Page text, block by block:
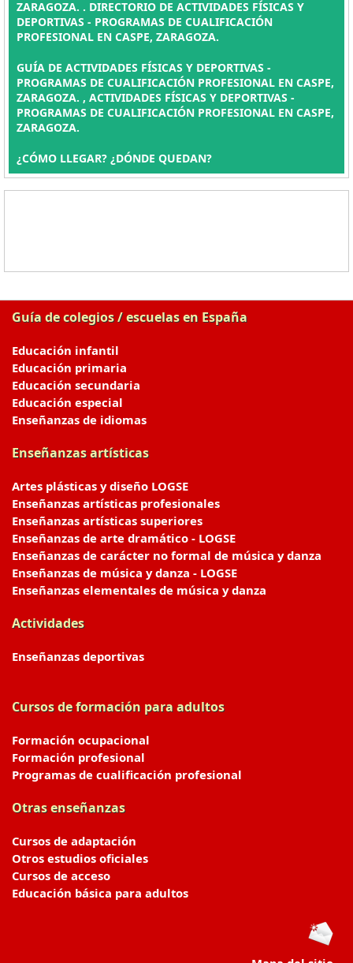
ZARAGOZA. . DIRECTORIO DE ACTIVIDADES FÍSICAS Y
DEPORTIVAS - PROGRAMAS DE CUALIFICACIÓN
PROFESIONAL EN CASPE, ZARAGOZA.
GUÍA DE ACTIVIDADES FÍSICAS Y DEPORTIVAS -
PROGRAMAS DE CUALIFICACIÓN PROFESIONAL EN CASPE,
ZARAGOZA. , ACTIVIDADES FÍSICAS Y DEPORTIVAS -
PROGRAMAS DE CUALIFICACIÓN PROFESIONAL EN CASPE,
ZARAGOZA.
¿CÓMO LLEGAR? ¿DÓNDE QUEDAN?
Guía de colegios / escuelas en España
Educación infantil
Educación primaria
Educación secundaria
Educación especial
Enseñanzas de idiomas
Enseñanzas artísticas
Artes plásticas y diseño LOGSE
Enseñanzas artísticas profesionales
Enseñanzas artísticas superiores
Enseñanzas de arte dramático - LOGSE
Enseñanzas de carácter no formal de música y danza
Enseñanzas de música y danza - LOGSE
Enseñanzas elementales de música y danza
Actividades
Enseñanzas deportivas
Cursos de formación para adultos
Formación ocupacional
Formación profesional
Programas de cualificación profesional
Otras enseñanzas
Cursos de adaptación
Otros estudios oficiales
Cursos de acceso
Educación básica para adultos